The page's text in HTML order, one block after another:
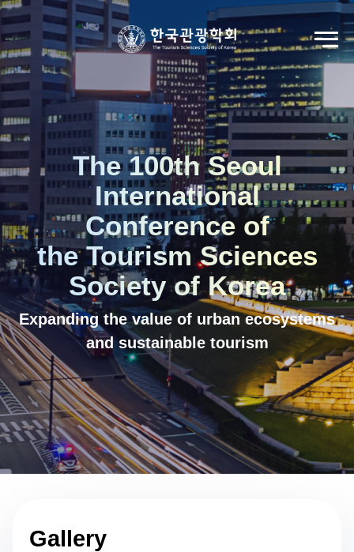
Go to Seoul International Tourism Forum
View Registration Information
Korean English
The 100th Seoul
International
Conference of
the Tourism Sciences
Society of Korea
Expanding the value of urban ecosystems
and sustainable tourism
Gallery